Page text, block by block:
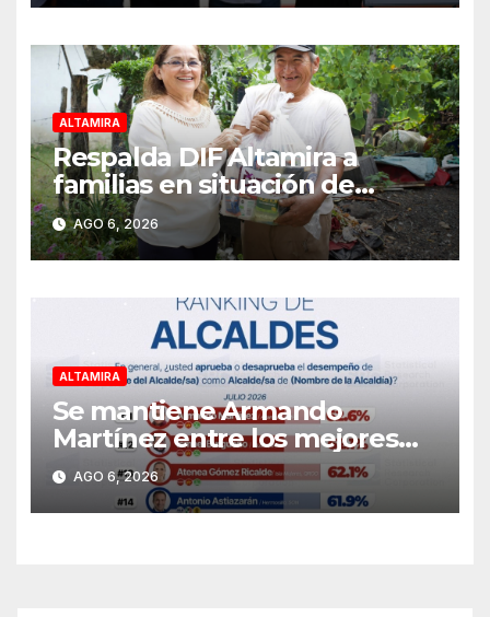
ALTAMIRA
Respalda DIF Altamira a
familias en situación de
vulnerabilidad
AGO 6, 2026
ALTAMIRA
Se mantiene Armando
Martínez entre los mejores
alcaldes del país y número
uno en Tamaulipas
AGO 6, 2026